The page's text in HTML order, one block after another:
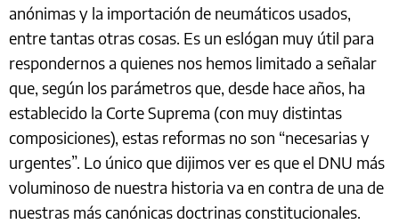
anónimas y la importación de neumáticos usados,
entre tantas otras cosas. Es un eslógan muy útil para
respondernos a quienes nos hemos limitado a señalar
que, según los parámetros que, desde hace años, ha
establecido la Corte Suprema (con muy distintas
composiciones), estas reformas no son “necesarias y
urgentes”. Lo único que dijimos ver es que el DNU más
voluminoso de nuestra historia va en contra de una de
nuestras más canónicas doctrinas constitucionales.